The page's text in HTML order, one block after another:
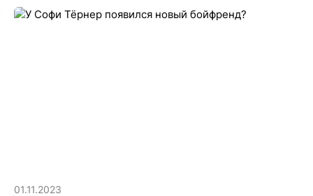
01.11.2023